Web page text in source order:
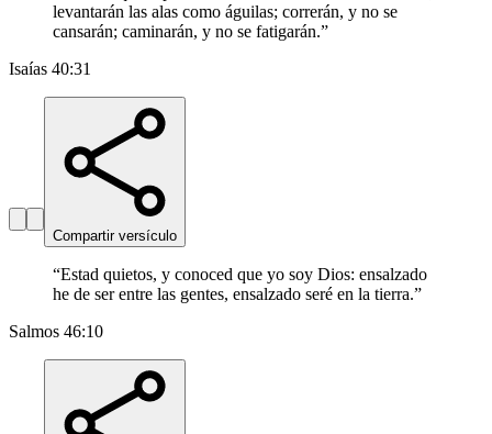
levantarán las alas como águilas; correrán, y no se
cansarán; caminarán, y no se fatigarán.”
Isaías 40:31
Compartir versículo
“Estad quietos, y conoced que yo soy Dios: ensalzado
he de ser entre las gentes, ensalzado seré en la tierra.”
Salmos 46:10